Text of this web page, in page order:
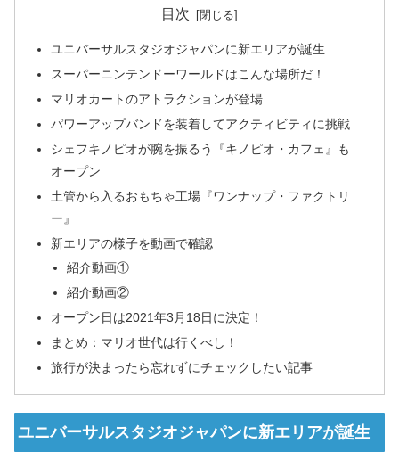
目次
ユニバーサルスタジオジャパンに新エリアが誕生
スーパーニンテンドーワールドはこんな場所だ！
マリオカートのアトラクションが登場
パワーアップバンドを装着してアクティビティに挑戦
シェフキノピオが腕を振るう『キノピオ・カフェ』も
オープン
土管から入るおもちゃ工場『ワンナップ・ファクトリ
ー』
新エリアの様子を動画で確認
紹介動画①
紹介動画②
オープン日は2021年3月18日に決定！
まとめ：マリオ世代は行くべし！
旅行が決まったら忘れずにチェックしたい記事
ユニバーサルスタジオジャパンに新エリアが誕生